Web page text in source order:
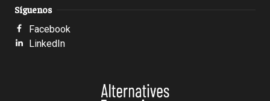
Síguenos
Facebook
LinkedIn